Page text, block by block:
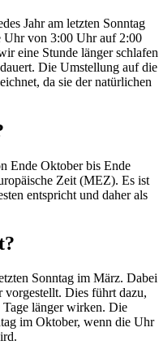
Jahr am letzten Sonntag
Uhr von 3:00 Uhr auf 2:00
eine Stunde länger schlafen
Die Umstellung auf die
da sie der natürlichen
Ende Oktober bis Ende
Zeit (MEZ). Es ist
entspricht und daher als
Sonntag im März. Dabei
Dies führt dazu,
Tage länger wirken. Die
im Oktober, wenn die Uhr